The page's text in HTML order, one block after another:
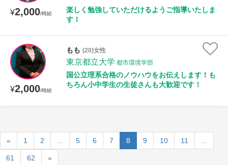
¥2,000/時給
楽しく勉強していただけるようご指導いたしま
す！
¥2,000/時給
もも (20)女性
東京都立大学 都市環境学部
国公立理系合格のノウハウをお伝えします！も
ちろん小中学生の生徒さんも大歓迎です！
« 1 2 5 6 7 8 9 10 11
61 62 »